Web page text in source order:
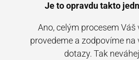
Je to opravdu takto
Ano, celým procesem Váš
provedeme a zodpovíme na
dotazy. Tak